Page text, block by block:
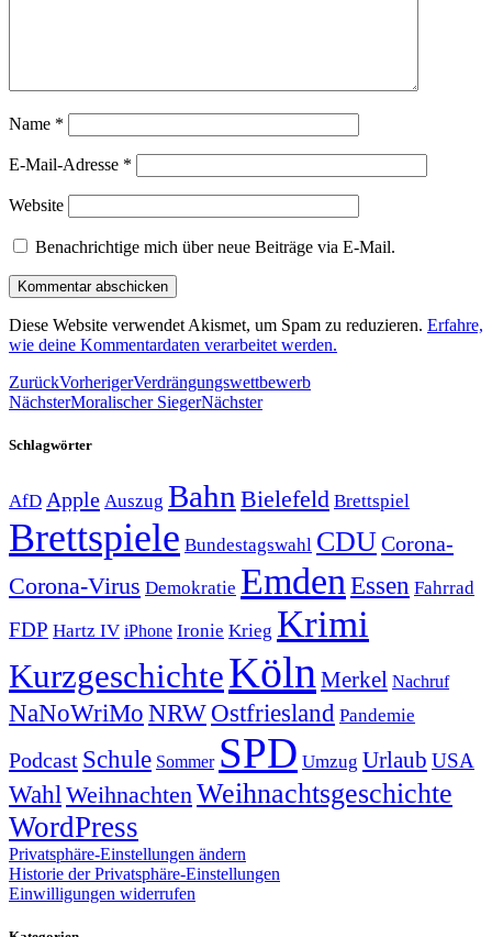
Name *
E-Mail-Adresse *
Website
Benachrichtige mich über neue Beiträge via E-Mail.
Diese Website verwendet Akismet, um Spam zu reduzieren. Erfahre,
wie deine Kommentardaten verarbeitet werden.
ZurückVorherigerVerdrängungswettbewerb
NächsterMoralischer SiegerNächster
Schlagwörter
AfD Apple Auszug Bahn Bielefeld Brettspiel
Brettspiele Bundestagswahl CDUCorona-
Corona-Virus Demokratie Emden Essen Fahrrad
FDP Hartz IV iPhone Ironie Krieg Krimi
KurzgeschichteKölnMerkel Nachruf
NaNoWriMo NRWOstfriesland Pandemie
Podcast Schule Sommer SPD Umzug Urlaub USA
WahlWeihnachtenWeihnachtsgeschichte
WordPress
Privatsphäre-Einstellungen ändern
Historie der Privatsphäre-Einstellungen
Einwilligungen widerrufen